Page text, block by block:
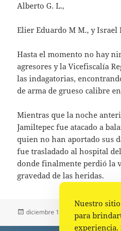
Alberto G. L.,
Elier Eduardo M M., y Israel
Hasta el momento no hay
agresores y la Vicefiscalía
las indagatorias,
de arma de grueso calibre
Mientras que la noche
Jamiltepec fue atacado a
quien no han aportado sus
fue trasladado al hospital
donde finalmente perdió la
gravedad de las heridas.
Publicado
diciembre 19, 2022 Autor
La
Nuestro
para
experiencia.